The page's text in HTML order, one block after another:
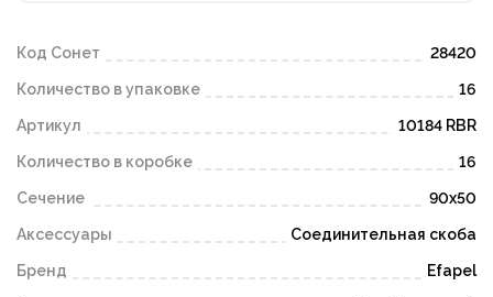
Код Сонет 28420
Количество в упаковке 16
Артикул 10184 RBR
Количество в коробке 16
Сечение 90х50
Аксессуары Соединительная скоба
Бренд Efapel